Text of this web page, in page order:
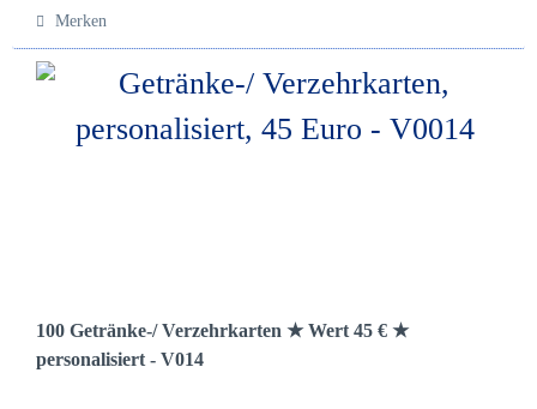
Merken
100 Getränke-/ Verzehrkarten ★ Wert 45 € ★
personalisiert - V014